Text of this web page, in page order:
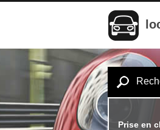
Prise en